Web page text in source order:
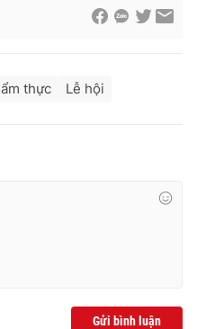
ẩm thực Lễ hội
Gửi bình luận